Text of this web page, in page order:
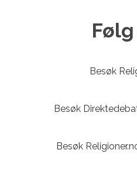
Besøk
Besøk
Besøk